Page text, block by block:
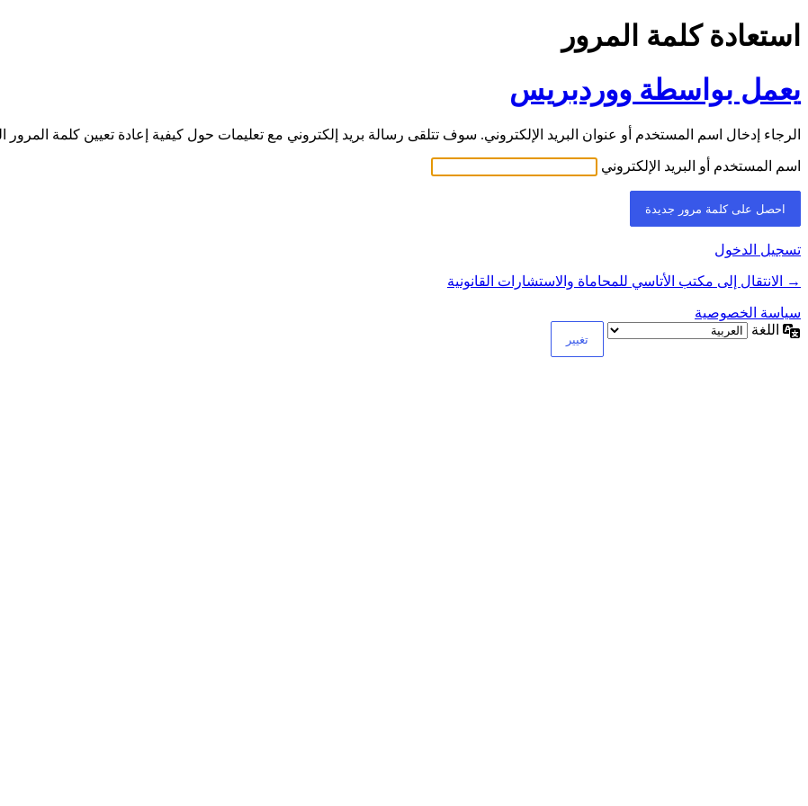
استعادة كلمة المرور
يعمل بواسطة ووردبريس
الرجاء إدخال اسم المستخدم أو عنوان البريد الإلكتروني. سوف تتلقى رسالة بريد إلكتروني مع تعليمات حول كيفية إعادة تعيين كلمة المرور
اسم المستخدم أو البريد الإلكتروني
تسجيل الدخول
→ الانتقال إلى مكتب الأتاسي للمحاماة والاستشارات القانونية
سياسة الخصوصية
اللغة